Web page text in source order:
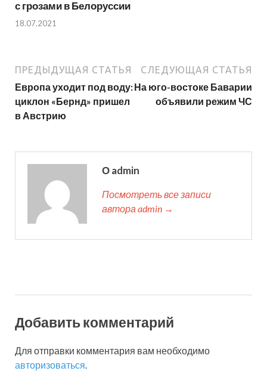
с грозами в Белоруссии
18.07.2021
ПРЕДЫДУЩАЯ СТАТЬЯ
Европа уходит под воду:
циклон «Бернд» пришел
в Австрию
СЛЕДУЮЩАЯ СТАТЬЯ
На юго-востоке Баварии
объявили режим ЧС
О admin
Посмотреть все записи
автора admin →
Добавить комментарий
Для отправки комментария вам необходимо
авторизоваться.